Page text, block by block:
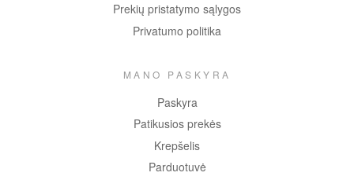
Prekių pristatymo sąlygos
Privatumo politika
MANO PASKYRA
Paskyra
Patikusios prekės
Krepšelis
Parduotuvė